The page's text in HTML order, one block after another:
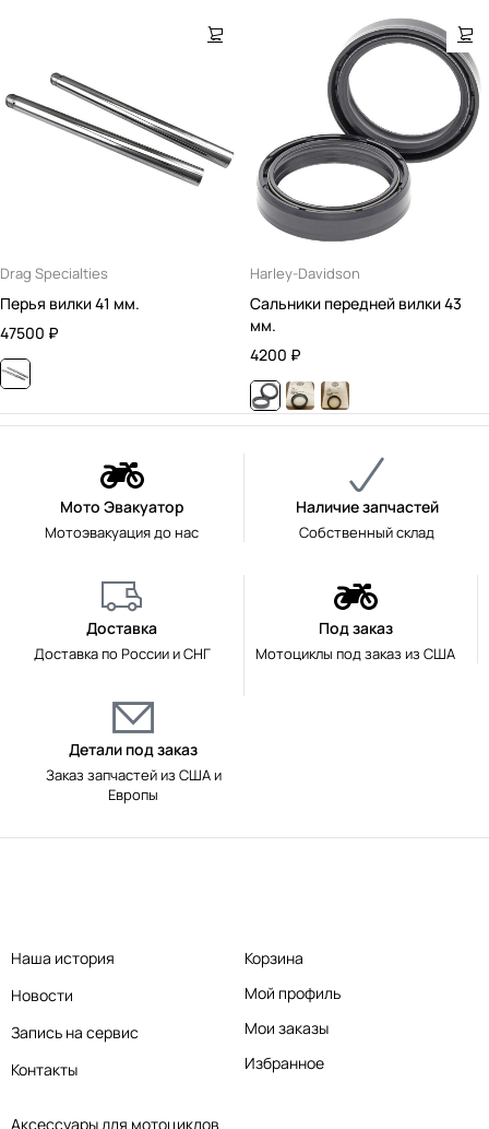
Drag Specialties
Перья вилки 41 мм.
47500 ₽
Harley-Davidson
Сальники передней вилки 43
мм.
4200 ₽
Мото Эвакуатор
Мотоэвакуация до нас
Наличие запчастей
Собственный склад
Доставка
Доставка по России и СНГ
Под заказ
Мотоциклы под заказ из США
Детали под заказ
Заказ запчастей из США и
Европы
Аксессуары для мотоциклов
Наша история
Новости
Запись на сервис
Контакты
Корзина
Мой профиль
Мои заказы
Избранное